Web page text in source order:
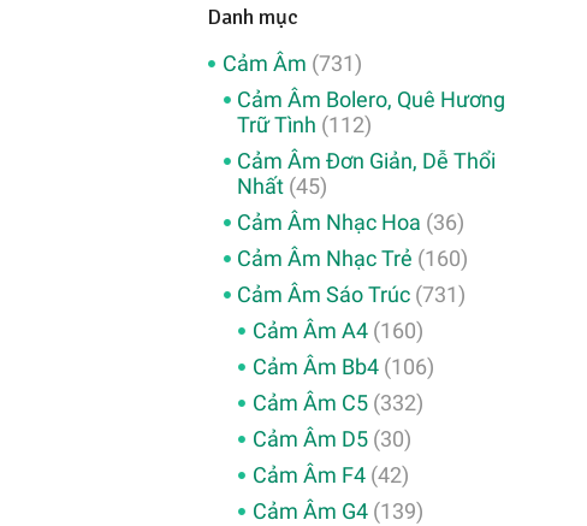
Danh mục
Cảm Âm (731)
Cảm Âm Bolero, Quê Hương
Trữ Tình (112)
Cảm Âm Đơn Giản, Dễ Thổi
Nhất (45)
Cảm Âm Nhạc Hoa (36)
Cảm Âm Nhạc Trẻ (160)
Cảm Âm Sáo Trúc (731)
Cảm Âm A4(160)
Cảm Âm Bb4(106)
Cảm Âm C5(332)
Cảm Âm D5(30)
Cảm Âm F4(42)
Cảm Âm G4(139)